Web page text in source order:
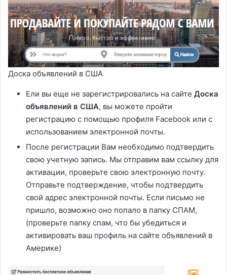
Доска объявлений в США
Ели вы еще не зарегистрировались на сайте Доска
объявлений в США, вы можете пройти
регистрацию с помощью профиля Facebook или с
использованием электронной почты.
После регистрации Вам необходимо подтвердить
свою учетную запись. Мы отправим вам ссылку для
активации, проверьте свою электронную почту.
Отправьте подтверждение, чтобы подтвердить
свой адрес электронной почты. Если письмо не
пришло, возможно оно попало в папку СПАМ,
(проверьте папку спам, что бы убедиться и
активировать ваш профиль на сайте объявлений в
Америке)